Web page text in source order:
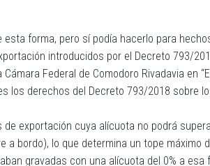
forma, pero sí podía hacerlo para
introducidos por el Decreto 793/
Federal de Comodoro Rivadavia en
los derechos del Decreto 793/2018 sobre
exportación cuya alícuota no podrá
bordo), lo que determina un tope
gravadas con una alícuota del 0% a